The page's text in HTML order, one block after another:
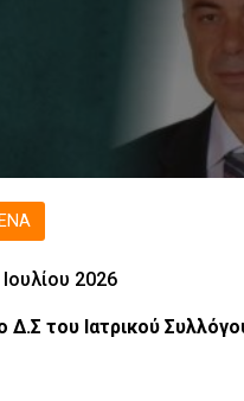
2026
Δ.Σ του Ιατρικού